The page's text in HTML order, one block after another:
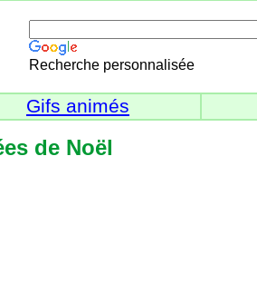
Recherche personnalisée
Gifs animés
de Noël